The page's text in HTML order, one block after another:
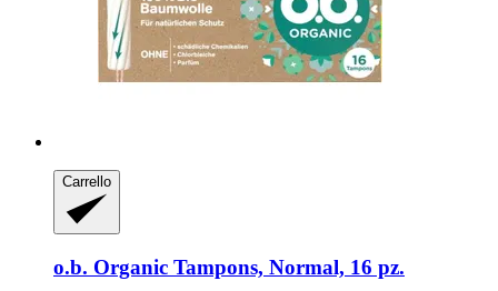
Carrello
o.b. Organic Tampons, Normal, 16 pz.